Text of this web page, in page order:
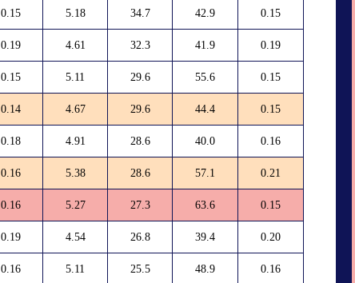
0.15 5.18 34.7 42.9 0.15
0.19 4.61 32.3 41.9 0.19
0.15 5.11 29.6 55.6 0.15
0.14 4.67 29.6 44.4 0.15
0.18 4.91 28.6 40.0 0.16
0.16 5.38 28.6 57.1 0.21
0.16 5.27 27.3 63.6 0.15
0.19 4.54 26.8 39.4 0.20
0.16 5.11 25.5 48.9 0.16